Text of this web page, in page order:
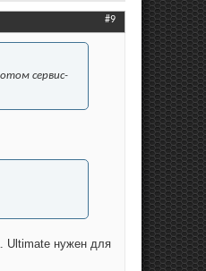
#9
сервис-
Ultimate нужен для